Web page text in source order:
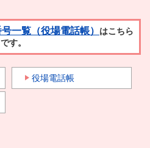
一覧（役場電話帳） はこちら
です。
役場電話帳